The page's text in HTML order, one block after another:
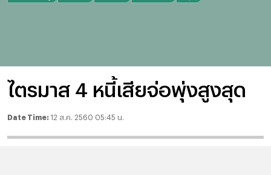
ไตรมาส 4 หนี้เสียจ่อพุ่งสูงสุด
Date Time: 12 ส.ค. 2560 05:45 น.